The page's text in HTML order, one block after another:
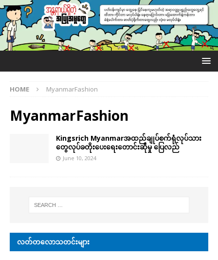
HOME MyanmarFashion
MyanmarFashion
Kingsrich Myanmarအထည်ချုပ်စက်ရုံလုပ်သား
တွေလုပ်ခတိုးပေးရေးတောင်းဆိုမှု ပြေလည်
June 10, 2024
လတ်တလောသတင်းများ